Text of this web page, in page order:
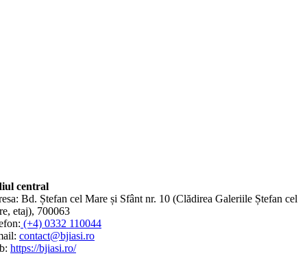
central
Bd. Ștefan cel Mare și Sfânt nr. 10 (Clădirea Galeriile Ștefan cel
etaj), 700063
(+4) 0332 110044
contact@bjiasi.ro
https://bjiasi.ro/